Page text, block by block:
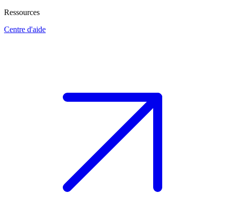
Ressources
Centre d'aide